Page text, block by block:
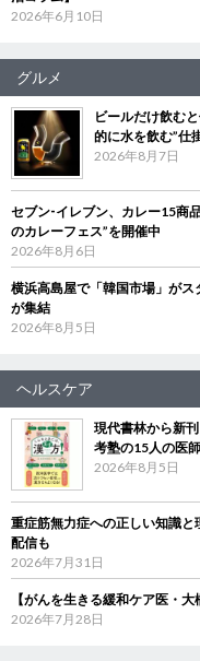
2026年6月10日
グルメ
ビールだけ飲む
的に水を飲む”仕
2026年8月7日
セブン‐イレブン、カレー15商
のカレーフェス”を開催中
2026年8月6日
横浜高島屋で「韓国市場」が
が集結
2026年8月5日
ヘルスケア
現代書林から新
考塾の15人の医
2026年8月5日
重症筋無力症への正しい知識
配信も
2026年7月31日
【がんを生きる緩和ケア医・
2026年7月28日